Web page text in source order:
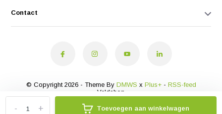
+
- Toevoegen aan winkelwagen
Contact
© Copyright 2026 - Theme By DMWS x Plus+- RSS-feed
Veldshop